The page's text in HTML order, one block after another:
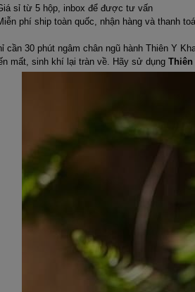
sỉ từ 5 hộp, inbox để được tư vấn
phí ship toàn quốc, nhận hàng và thanh
cần 30 phút ngâm chân ngũ hành Thiên Y
mất, sinh khí lại tràn về. Hãy sử dụng Thiên